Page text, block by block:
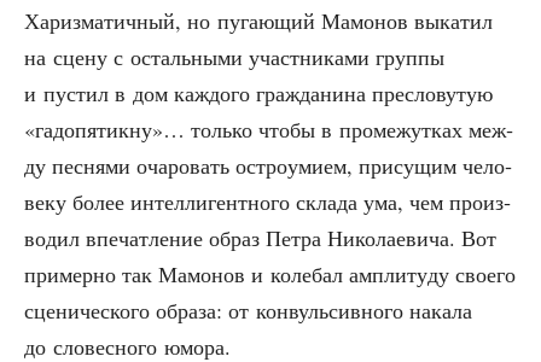
Хариз­ма­тич­ный, но пуга­ю­щий Мамо­нов выка­тил
на сце­ну с осталь­ны­ми участ­ни­ка­ми груп­пы
и пустил в дом каж­до­го граж­да­ни­на пре­сло­ву­тую
«гадо­пя­тикну»… толь­ко что­бы в про­ме­жут­ках меж­
ду пес­ня­ми оча­ро­вать ост­ро­уми­ем, при­су­щим чело­
ве­ку более интел­ли­гент­но­го скла­да ума, чем про­из­
во­дил впе­чат­ле­ние образ Пет­ра Нико­ла­е­ви­ча. Вот
при­мер­но так Мамо­нов и коле­бал ампли­ту­ду сво­е­го
сце­ни­че­ско­го обра­за: от кон­вуль­сив­но­го нака­ла
до сло­вес­но­го юмора.